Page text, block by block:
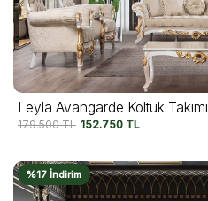
Leyla Avangarde Koltuk Takımı
179.500TL 152.750 TL
%17 İndirim